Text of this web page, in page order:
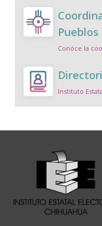
Conóce la
Instituto